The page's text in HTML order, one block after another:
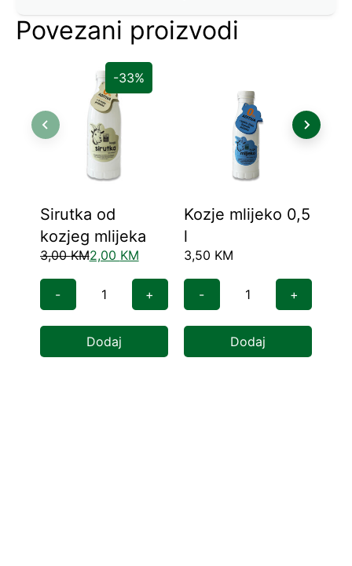
Povezani proizvodi
-33%
Sirutka od
kozjeg mlijeka
3,00KM2,00 KM
- +
Dodaj
Kozje mlijeko 0,5
l
3,50 KM
- +
Dodaj